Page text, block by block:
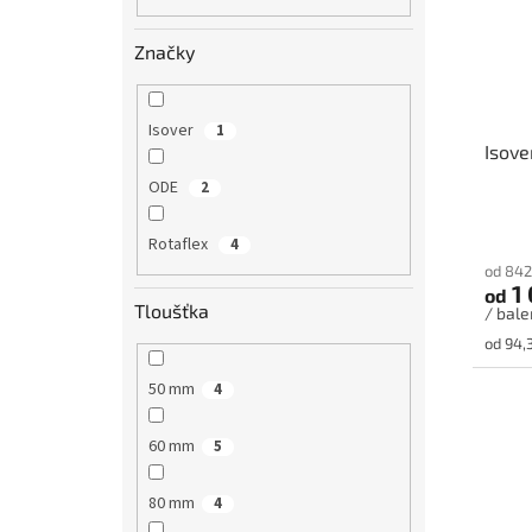
Značky
Isover 1
ODE 2
Rotaflex 4
Tloušťka
50 mm 4
60 mm 5
80 mm 4
od
od 1
/
Měrná
cena:
od